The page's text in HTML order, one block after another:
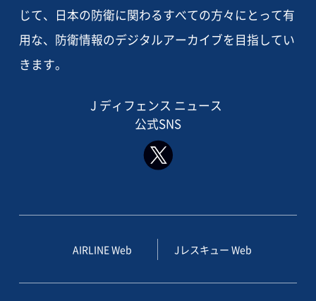
じて、日本の防衛に関わるすべての方々にとって有
用な、防衛情報のデジタルアーカイブを目指してい
きます。
J ディフェンス ニュース
公式SNS
AIRLINE Web Jレスキュー Web